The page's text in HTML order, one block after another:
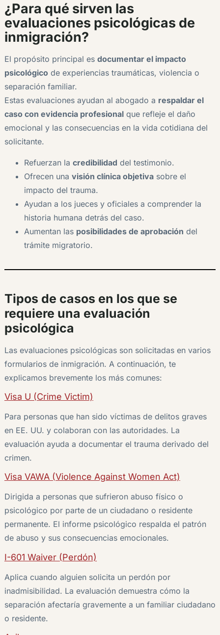
¿Para qué sirven las
evaluaciones psicológicas de
inmigración?
El propósito principal es documentar el impacto
psicológico de experiencias traumáticas, violencia o
separación familiar.
Estas evaluaciones ayudan al abogado a respaldar el
caso con evidencia profesionalque refleje el daño
emocional y las consecuencias en la vida cotidiana del
solicitante.
Refuerzan la credibilidad del testimonio.
Ofrecen una visión clínica objetivasobre el
impacto del trauma.
Ayudan a los jueces y oficiales a comprender la
historia humana detrás del caso.
Aumentan las posibilidades de aprobación del
trámite migratorio.
Tipos de casos en los que se
requiere una evaluación
psicológica
Las evaluaciones psicológicas son solicitadas en varios
formularios de inmigración. A continuación, te
explicamos brevemente los más comunes:
Visa U (Crime Victim)
Para personas que han sido víctimas de delitos graves
en EE. UU. y colaboran con las autoridades. La
evaluación ayuda a documentar el trauma derivado del
crimen.
Visa VAWA (Violence Against Women Act)
Dirigida a personas que sufrieron abuso físico o
psicológico por parte de un ciudadano o residente
permanente. El informe psicológico respalda el patrón
de abuso y sus consecuencias emocionales.
I-601 Waiver (Perdón)
Aplica cuando alguien solicita un perdón por
inadmisibilidad. La evaluación demuestra cómo la
separación afectaría gravemente a un familiar ciudadano
o residente.